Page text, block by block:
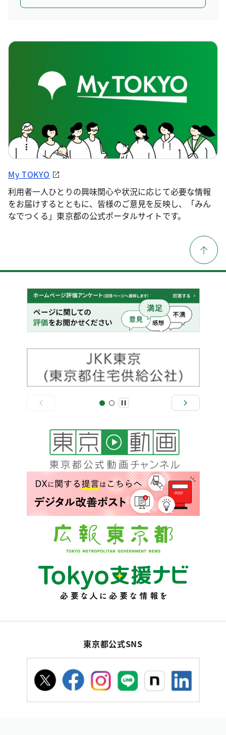
My TOKYO
利用者一人ひとりの興味関心や状況に応じて必要な情報
をお届けするとともに、皆様のご意見を反映し、「みん
なでつくる」東京都の公式ポータルサイトです。
東京都公式SNS